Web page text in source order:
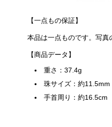
【一点もの保証】
本品は一点ものです。写真
【商品データ】
重さ：37.4g
珠サイズ：約11.5mm
手首周り：約16.5cm